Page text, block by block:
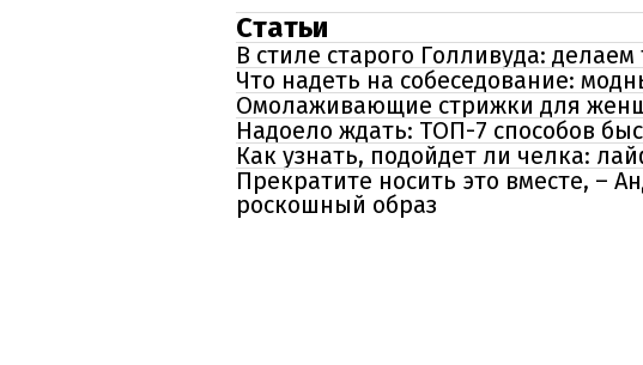
Статьи
В стиле старого Голливуда:
Что надеть на собеседование:
Омолаживающие стрижки для
Надоело ждать: ТОП-7 способов
Как узнать, подойдет ли челка:
Прекратите носить это вместе, –
роскошный образ